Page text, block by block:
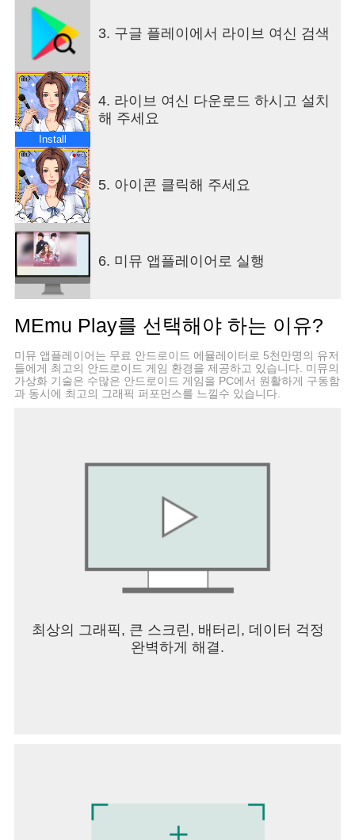
[다양한 스타일링과 트렌디한 패션 코디]
다양한 의상 코디와 풍부한 스타일링,머리부터 발끝
까지 직접 코디하세요.멋진 제복 부터 청순한 캐쥬
얼 의상까지 전세계가 당신을 주목합니다.메이크업
도 잊지 마세요! 청순한 첫사랑 또는 섹시한 악마?
자유롭게 선택하세요.
[꽃미남과의 두근두근 데이트]
행운의 신의 사랑받는 당신은 하늘이 주는 아름다운
운명을 선물받습니다.재벌,스타 … 5명의 미남과 새
로운 스토리를 써내려가세요.만나서 데이트를 하고
대화를 나누며 솔직한 감정을 체험해보세요.
[최고의 팀과 함께 승승장구]
멤버를 모집하여 자신만의 팀을 만들고 사업을 발전
하세요.강력한 팀워크가 당신의 든든한 버팀목이 되
어주고, 곤란을 해결해줍니다.
[신나는 여가활동 일과 삶을 동시에]
바쁜 일상 속 힐링이 빠져서는 안되겠죠. 꽃미남과
독서타임.목적 없는 산책도 예상치 못한 서프라이즈
를 안겨줍니다.
[라이브 여신 공식 커뮤니티]
고객센터: livegoddess@acngames.com
네이버 카페: https://cafe.naver.com/livegoddess
XYc46EmNb7h_4BdXcQ
참고사항:네트워크 연결이 필요한 게임입니다.
게임 데이터 저장 및 정상 이용을 위해 아래 권한이
- 휴대전화 상태 및 ID 읽기
3. 구글 플레이에서 라이브 여신 검색
Install
4. 라이브 여신 다운로드 하시고 설치
해 주세요
5. 아이콘 클릭해 주세요
6. 미뮤 앱플레이어로 실행
MEmu Play를 선택해야 하는 이유?
미뮤 앱플레이어는 무료 안드로이드 에뮬레이터로 5천만명의 유저
들에게 최고의 안드로이드 게임 환경을 제공하고 있습니다. 미뮤의
가상화 기술은 수많은 안드로이드 게임을 PC에서 원활하게 구동함
과 동시에 최고의 그래픽 퍼포먼스를 느낄수 있습니다.
최상의 그래픽, 큰 스크린, 배터리, 데이터 걱정
완벽하게 해결.